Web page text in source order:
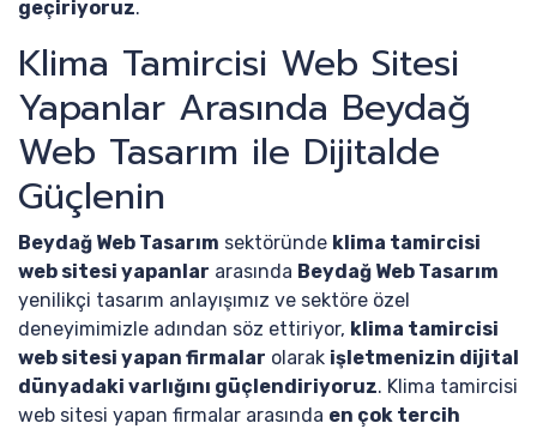
geçiriyoruz.
Klima Tamircisi Web Sitesi
Yapanlar Arasında Beydağ
Web Tasarım ile Dijitalde
Güçlenin
Beydağ Web Tasarım sektöründe klima tamircisi
web sitesi yapanlar arasında Beydağ Web Tasarım
yenilikçi tasarım anlayışımız ve sektöre özel
deneyimimizle adından söz ettiriyor, klima tamircisi
web sitesi yapan firmalar olarak işletmenizin dijital
dünyadaki varlığını güçlendiriyoruz. Klima tamircisi
web sitesi yapan firmalar arasında en çok tercih